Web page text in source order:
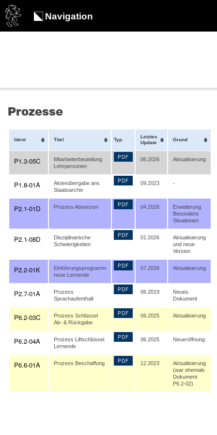
Navigation
Prozesse
Ident Titel Typ
Letztes
Update
Grund
P1.3-05C
Mitarbeiterbeuteilung
Lehrpersonen
PDF 06.2026 Aktualisierung
P1.8-01A
Aktenübergabe ans
Staatsarchiv
PDF 09.2023 -
P2.1-01D Prozess Absenzen PDF 04.2026
Erweiterung
Besondere
Situationen
P2.1-08D
Disziplinarische
Schwierigkeiten
PDF 01.2026
Aktualisierung
und neue
Version
P2.2-01K
Einführungsprogramm
neue Lernende
PDF 07.2026 Aktualisierung
P2.7-01A
Prozess
Sprachaufenthalt
PDF 06.2019
Neues
Dokument
P6.2-03C
Prozess Schlüssel
Ab- & Rückgabe
PDF 06.2025 Aktualisierung
P6.2-04A
Prozess Liftschlüssel
Lernende
PDF 06.2025 Neueröffnung
P6.6-01A Prozess Beschaffung PDF 12.2023
Aktualisierung
(war ehemals
Dokument
P6.2-02)